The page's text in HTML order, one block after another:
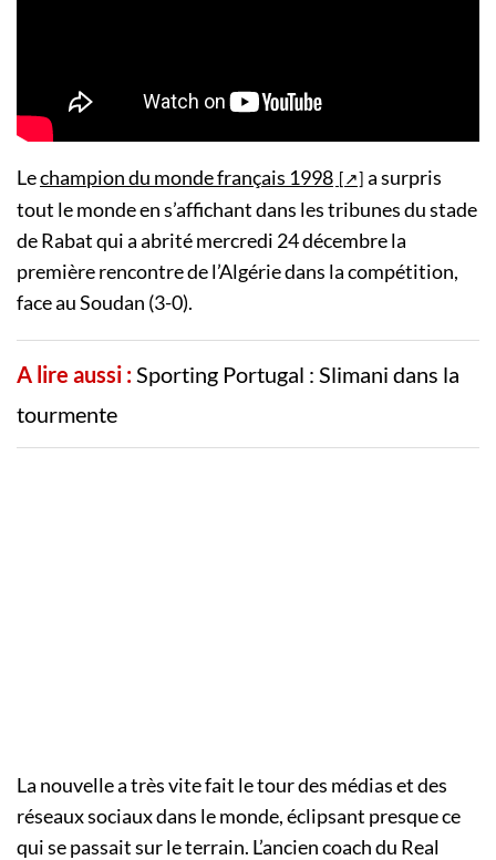
Lechampion du monde français 1998
a surpris
tout le monde en s’affichant dans les tribunes du stade
de Rabat qui a abrité mercredi 24 décembre la
première rencontre de l’Algérie dans la compétition,
face au Soudan (3-0).
A lire aussi : Sporting Portugal : Slimani dans la
tourmente
La nouvelle a très vite fait le tour des médias et des
réseaux sociaux dans le monde, éclipsant presque ce
qui se passait sur le terrain. L’ancien coach du Real